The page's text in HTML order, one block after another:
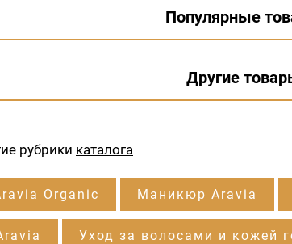
Популярные
Другие
рубрики каталога
Organic Маникюр Aravia
Уход за волосами и кожей